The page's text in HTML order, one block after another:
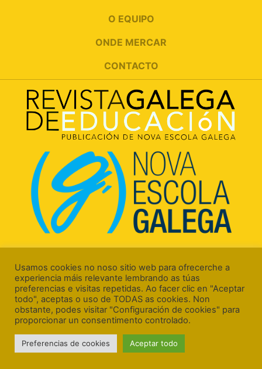
O EQUIPO
ONDE MERCAR
CONTACTO
15706 Santiago de Compostela (A Coruña)
Aviso Legal
Usamos cookies no noso sitio web para ofrecerche a
experiencia máis relevante lembrando as túas
preferencias e visitas repetidas. Ao facer clic en "Aceptar
todo", aceptas o uso de TODAS as cookies. Non
obstante, podes visitar "Configuración de cookies" para
proporcionar un consentimento controlado.
Preferencias de cookies Aceptar todo